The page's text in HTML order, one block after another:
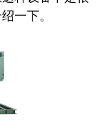
一下。